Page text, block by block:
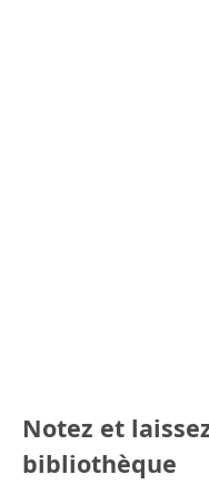
Notez et
bibliothèque